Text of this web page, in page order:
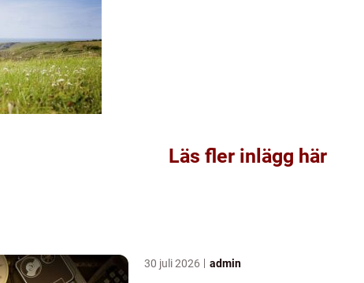
Läs fler inlägg här
30 juli 2026 admin